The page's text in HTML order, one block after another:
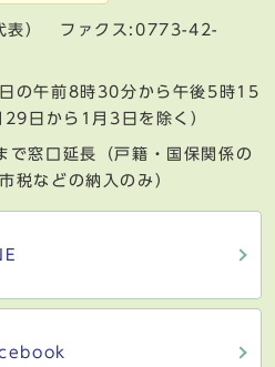
表） ファクス:0773-42-
の午前8時30分から午後5時15
日から1月3日を除く）
で窓口延長（戸籍・国保関係の
税などの納入のみ）